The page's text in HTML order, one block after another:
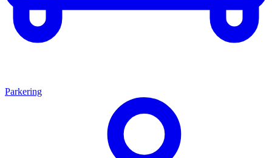
Parkering